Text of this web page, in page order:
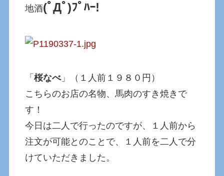
地酒(ﾟДﾟ)ﾌﾟﾊｰ!
「桜なべ」（１人前１９８０円）
こちらのお店の名物、馬肉のすき焼きで
す！
今日は二人で行ったのですが、１人前から
注文が可能とのことで、１人前を二人で分
けていただきました。